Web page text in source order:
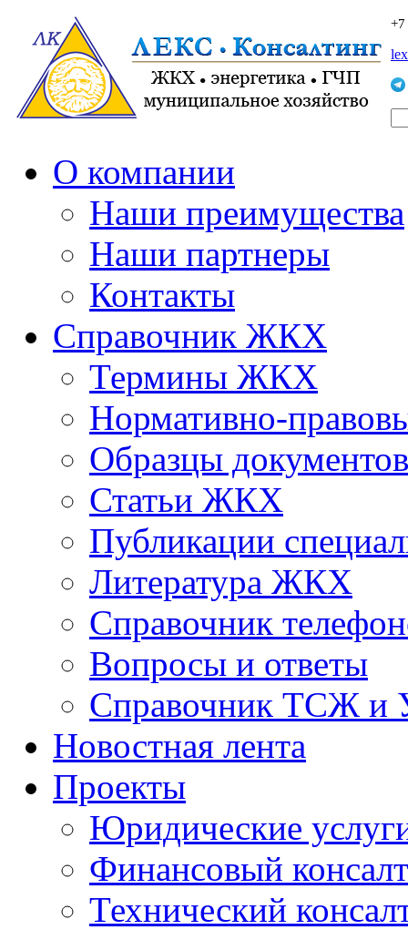
О компании
Наши преимущества
Наши партнеры
Контакты
Справочник ЖКХ
Термины ЖКХ
Нормативно-
Образцы документов
Статьи ЖКХ
Публикации
Литература ЖКХ
Справочник
Вопросы и ответы
Справочник ТСЖ и
Новостная лента
Проекты
Юридические
Финансовый
Технический